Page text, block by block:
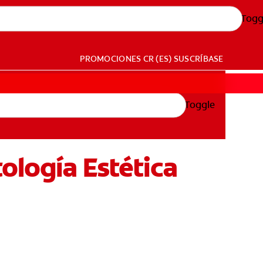
PROMOCIONES CR (ES) SUSCRÍBASE
Toggle
Estética